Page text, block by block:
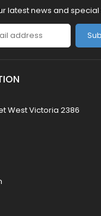
latest news and special
West Victoria 2386